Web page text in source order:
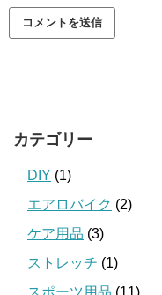
カテゴリー
DIY (1)
エアロバイク (2)
ケア用品 (3)
ストレッチ (1)